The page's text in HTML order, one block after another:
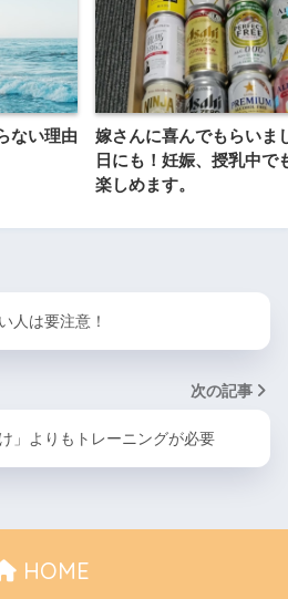
ない理由
嫁さんに喜んでもらいま
日にも！妊娠、授乳中で
楽しめます。
人は要注意！
次の記事
」よりもトレーニングが必要
HOME